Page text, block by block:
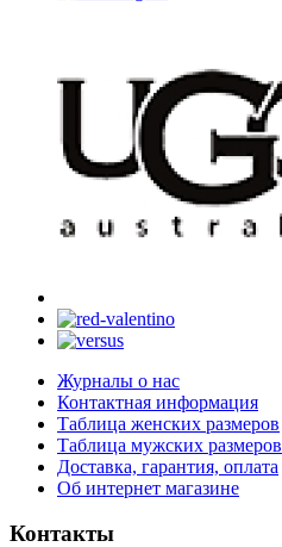
Журналы о нас
Контактная информация
Таблица женских размеров
Таблица мужских размеров
Доставка, гарантия, оплата
Об интернет магазине
Контакты